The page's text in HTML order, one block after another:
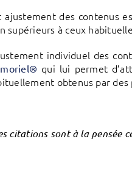
ajustement des contenus
supérieurs à ceux
individuel des
qui lui permet
obtenus par
citations sont à la pensée